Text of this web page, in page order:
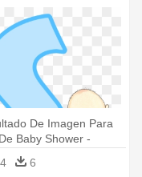
De Imagen Para
Baby Shower -
De Bebe Para
6